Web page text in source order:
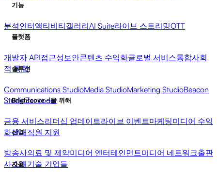
기능
분석인터액티비티갤러리AI Suite라이브 스트리밍OTT
플랫폼
개발자 API접근성보안콘텐츠 수익화글로벌 서비스통합사회
적 통합
솔루션
Communications StudioMedia StudioMarketing StudioBeacon
StudioZencoder
Brightcove ~을 위해
금융 서비스리더십 업데이트라이브 이벤트마케팅미디어 수익
화판매직원 지원
산업
방송사의료 및 제약미디어 엔터테인먼트미디어 네트워크출판
사소매기술 기업들
자원